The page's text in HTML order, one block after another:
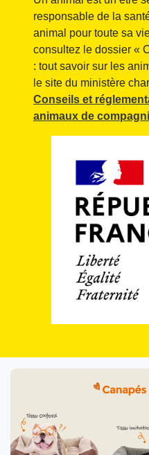
responsable de la
animal pour toute sa
consultez le dossier «
: tout savoir sur les
le site du ministère
Conseils et
animaux de